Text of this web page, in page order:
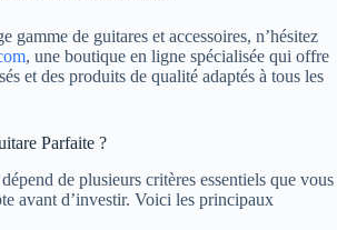
gamme de guitares et accessoires, n’hésitez
, une boutique en ligne spécialisée qui offre
et des produits de qualité adaptés à tous les
Parfaite ?
de plusieurs critères essentiels que vous
avant d’investir. Voici les principaux